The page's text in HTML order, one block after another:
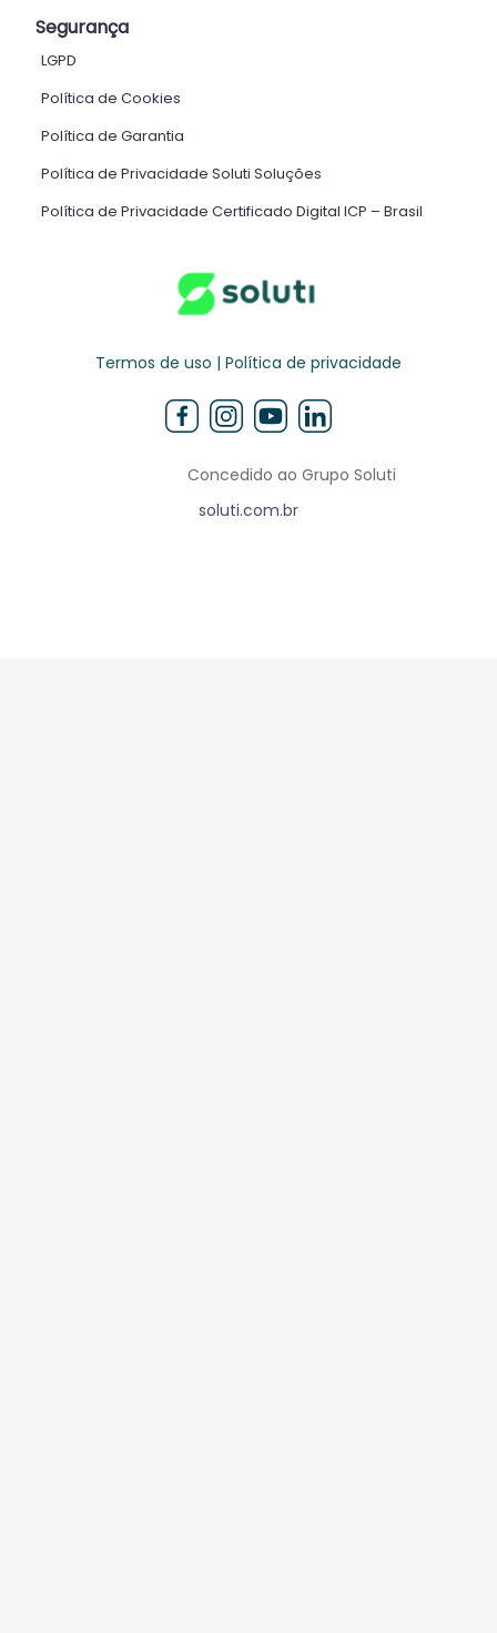
Segurança
LGPD
Política de Cookies
Política de Garantia
Política de Privacidade Soluti Soluções
Política de Privacidade Certificado Digital ICP – Brasil ​
Termos de uso | Política de privacidade
Concedido ao Grupo Soluti
soluti.com.br